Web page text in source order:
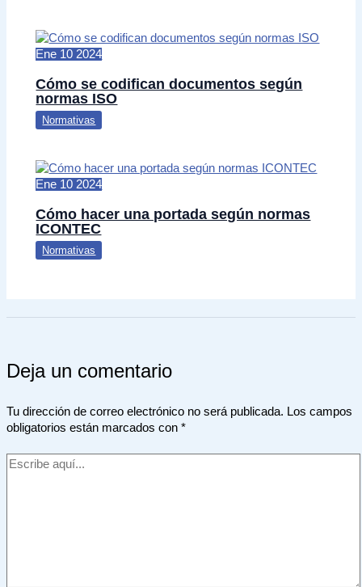
Ene 10 2024
Cómo se codifican documentos según
normas ISO
Normativas
Ene 10 2024
Cómo hacer una portada según normas
ICONTEC
Normativas
Deja un comentario
Tu dirección de correo electrónico no será publicada. Los campos
obligatorios están marcados con *
Escribe